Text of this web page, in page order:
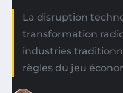
La disruption
transformation
industries
règles du jeu